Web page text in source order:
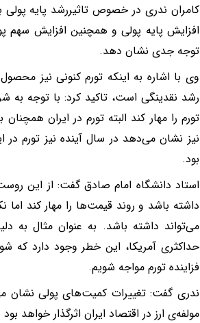
کامران ندری در خصوص تاثیررشد پایه
افزایش پایه پولی و همچنین افزایش سهم
توجه جدی نشان دهد.
وی با اشاره به اینکه تورم کنونی نیز
رشد نقدینگی است، تاکید کرد: با توجه به
تورم را مهار کند البته تورم در ایران
نیز نشان می‌دهد در سال آینده نیز تورم در
بود.
استاد دانشگاه امام صادق گفت: از این
داشته باشد و روند قیمت‌ها را مهار کند
می‌تواند داشته باشد. به عنوان مثال به
حداکثری آمریکا، این خطر وجود دارد که
فزاینده تورم مواجه شویم.
ندری گفت: تغییرات کمیت‌های پولی نشان
مولفه‌ی ارز در اقتصاد ایران اثرگذار خواهد